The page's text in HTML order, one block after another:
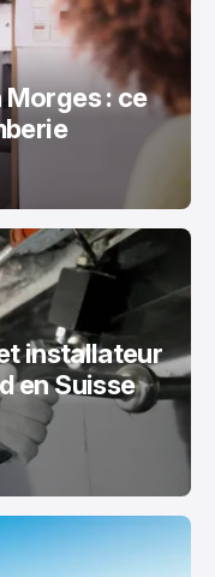
: ce
installateur
en Suisse